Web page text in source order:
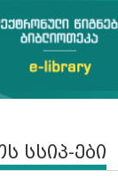
სსიპ-ები